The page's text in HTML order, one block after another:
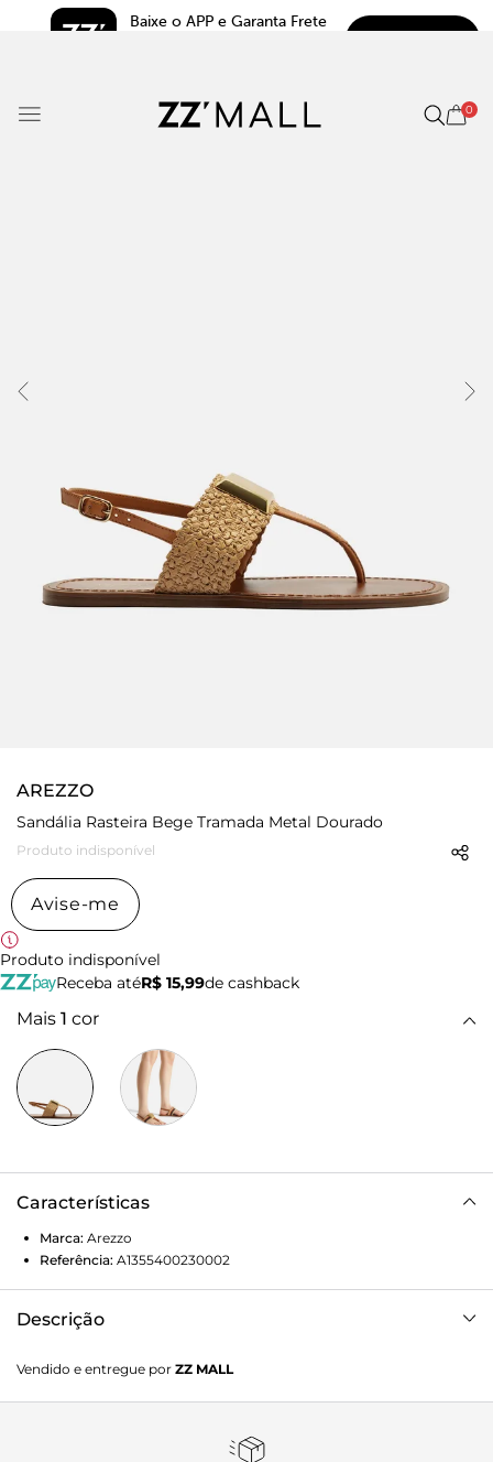
Baixe o APP e Garanta Frete
0
AREZZO
Sandália Rasteira Bege Tramada Metal Dourado
Produto indisponível
Avise-me
Produto indisponível
Receba atéR$ 15,99de cashback
Mais 1 cor
Características
Marca: Arezzo
Referência: A1355400230002
Descrição
e formato arredondado na ponta. Traz tira fina que divide os
dedos e tira larga na parte superior do pé com aplicação de
calcanhar com fecho lateral em fivela metálica. Com
Vendido e entregue por ZZ MALL